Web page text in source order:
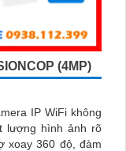
(4MP)
IP WiFi không
lượng hình ảnh rõ